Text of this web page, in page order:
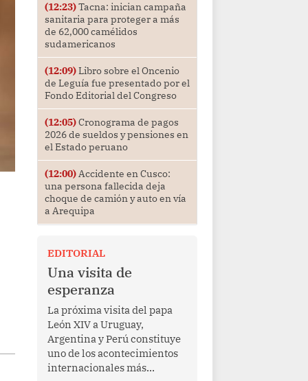
(12:23)Tacna: inician campaña
sanitaria para proteger a más
de 62,000 camélidos
sudamericanos
(12:09)Libro sobre el Oncenio
de Leguía fue presentado por el
Fondo Editorial del Congreso
(12:05)Cronograma de pagos
2026 de sueldos y pensiones en
el Estado peruano
(12:00)Accidente en Cusco:
una persona fallecida deja
choque de camión y auto en vía
a Arequipa
EDITORIAL
Una visita de
esperanza
La próxima visita del papa
León XIV a Uruguay,
Argentina y Perú constituye
uno de los acontecimientos
internacionales más